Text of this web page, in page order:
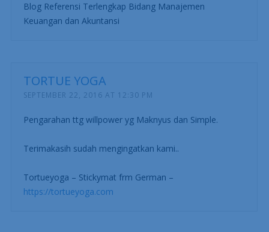
Blog Referensi Terlengkap Bidang Manajemen
Keuangan dan Akuntansi
TORTUE YOGA
SEPTEMBER 22, 2016 AT 12:30 PM
Pengarahan ttg willpower yg Maknyus dan Simple.
Terimakasih sudah mengingatkan kami..
Tortueyoga – Stickymat frm German –
https://tortueyoga.com